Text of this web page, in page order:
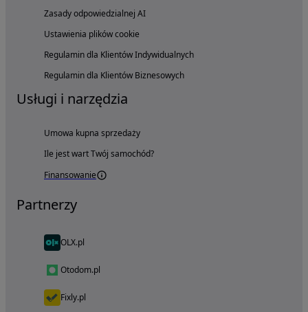
Zasady odpowiedzialnej AI
Ustawienia plików cookie
Regulamin dla Klientów Indywidualnych
Regulamin dla Klientów Biznesowych
Usługi i narzędzia
Umowa kupna sprzedaży
Ile jest wart Twój samochód?
Finansowanie
Partnerzy
OLX.pl
Otodom.pl
Fixly.pl